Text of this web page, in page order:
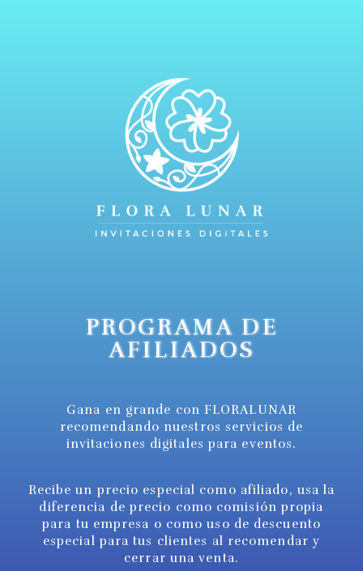
PROGRAMA DE
AFILIADOS
Gana en grande con FLORALUNAR
recomendando nuestros servicios de
invitaciones digitales para eventos.
Recibe un precio especial como afiliado, usa la
diferencia de precio como comisión propia
para tu empresa o como uso de descuento
especial para tus clientes al recomendar y
cerrar una venta.